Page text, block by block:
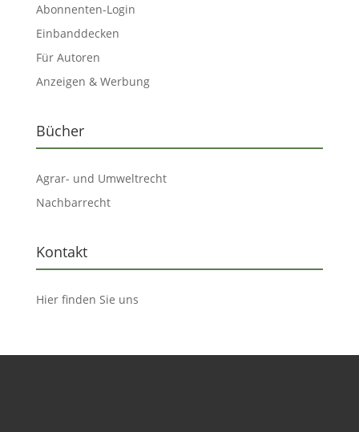
Abonnenten-Login
Einbanddecken
Für Autoren
Anzeigen & Werbung
Bücher
Agrar- und Umweltrecht
Nachbarrecht
Kontakt
Hier finden Sie uns